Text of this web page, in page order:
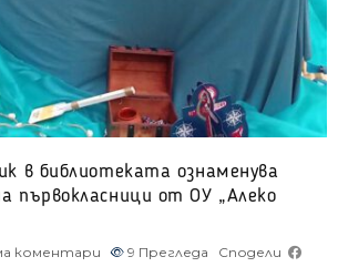
в библиотеката ознаменува
първокласници от ОУ „Алеко
коментари 9 Прегледа Сподели